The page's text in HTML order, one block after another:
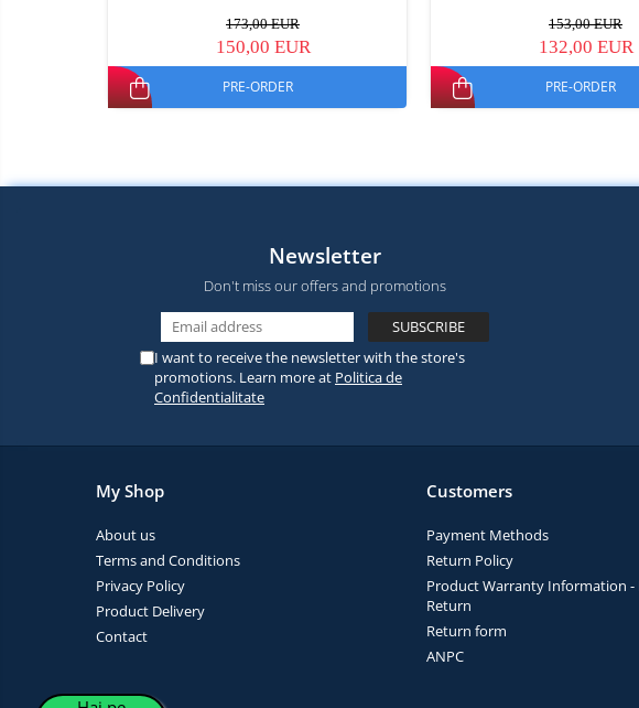
173,00 EUR
150,00 EUR
PRE-ORDER
153,00 EUR
132,00 EUR
PRE-ORDER
Newsletter
Don't miss our offers and promotions
I want to receive the newsletter with the store's
promotions. Learn more at Politica de
Confidentialitate
My Shop
About us
Terms and Conditions
Privacy Policy
Product Delivery
Contact
Customers
Payment Methods
Return Policy
Product Warranty Information -
Return
Return form
ANPC